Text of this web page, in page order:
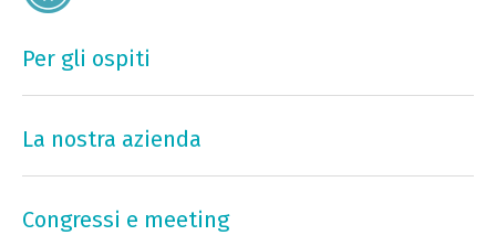
Per gli ospiti
La nostra azienda
Congressi e meeting